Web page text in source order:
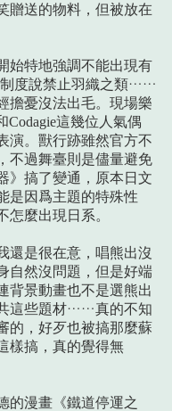
贈送的物料，但被放在
始特地強調不能出現有
制度說禁止羽織之類……
擔憂沒法出毛。現場樂
Codagie這幾位人氣偶
演。獸行跡雖然官方不
不過舞臺則是儘量避免
》搞了變通，原本日文
是因爲主題的特殊性
麼出現日系。
還是很在意，唱熊出沒
自然沒問題，但是好端
背景動畫也不是選熊出
這些題材……真的不知
的，好歹也被搞那麼蘇
樣搞，真的覺得無
的漫畫《鐵道停運之